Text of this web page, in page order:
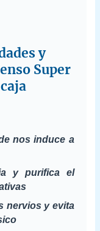
y
Super
nos induce a
y purifica el
nervios y evita